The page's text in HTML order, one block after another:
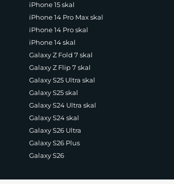
iPhone 15 skal
iPhone 14 Pro Max skal
iPhone 14 Pro skal
iPhone 14 skal
Galaxy Z Fold 7 skal
Galaxy Z Flip 7 skal
Galaxy S25 Ultra skal
Galaxy S25 skal
Galaxy S24 Ultra skal
Galaxy S24 skal
Galaxy S26 Ultra
Galaxy S26 Plus
Galaxy S26